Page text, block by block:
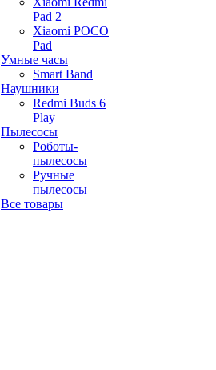
Pad 2
Xiaomi POCO
Pad
Умные часы
Smart Band
Наушники
Redmi Buds 6
Play
Пылесосы
Роботы-
пылесосы
Ручные
пылесосы
Все товары